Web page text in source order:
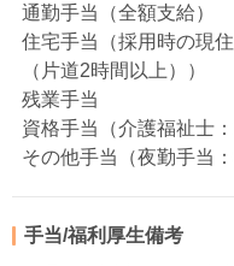
通勤手当（全額支給）
住宅手当（採用時の現
（片道2時間以上））
残業手当
資格手当（介護福祉士：
その他手当（夜勤手当
手当/福利厚生備考